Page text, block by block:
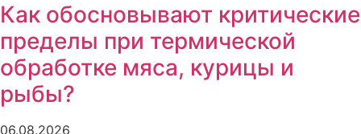
Как обосновывают критические
пределы при термической
обработке мяса, курицы и
рыбы?
06.08.2026